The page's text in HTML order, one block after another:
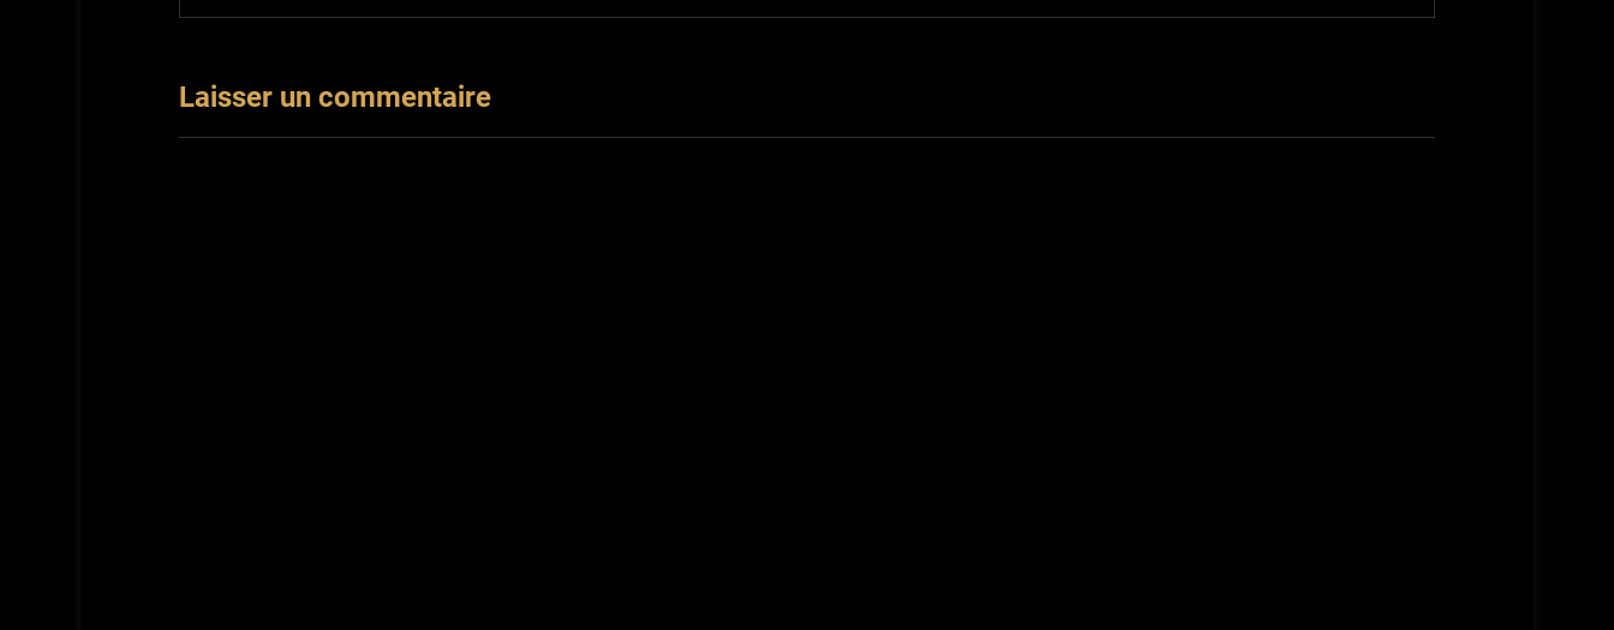
Laisser un commentaire